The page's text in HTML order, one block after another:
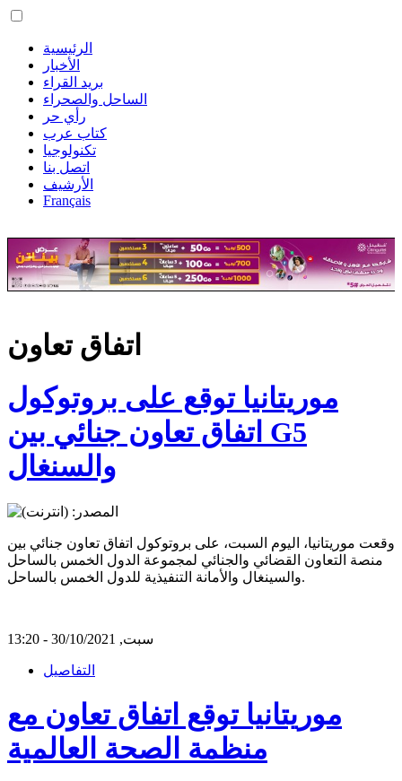
الرئيسية
الأخبار
بريد القراء
الساحل والصحراء
رأي حر
كتاب عرب
تكنولوجيا
اتصل بنا
الأرشيف
Français
اتفاق تعاون
موريتانيا توقع على بروتوكول
اتفاق تعاون جنائي بين G5
والسنغال
وقعت موريتانيا، اليوم السبت، على بروتوكول اتفاق تعاون جنائي بين
منصة التعاون القضائي والجنائي لمجموعة الدول الخمس بالساحل
والسينغال والأمانة التنفيذية للدول الخمس بالساحل.
سبت, 30/10/2021 - 13:20
التفاصيل
موريتانيا توقع اتفاق تعاون مع
منظمة الصحة العالمية